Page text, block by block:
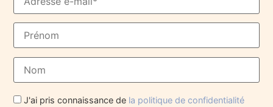
J'ai pris connaissance de la politique de confidentialité